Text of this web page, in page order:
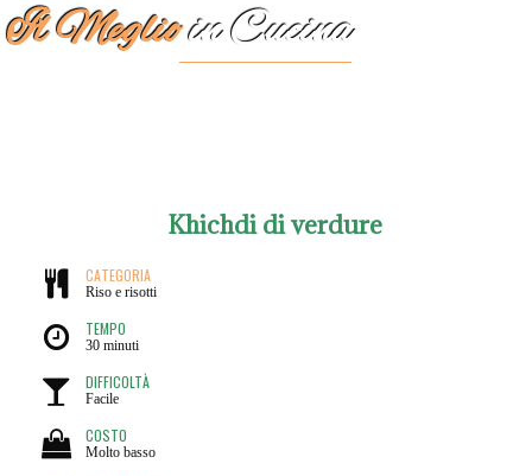
Il Meglioin Cucina
Khichdi di verdure
CATEGORIA
Riso e risotti
TEMPO
30 minuti
DIFFICOLTÀ
Facile
COSTO
Molto basso